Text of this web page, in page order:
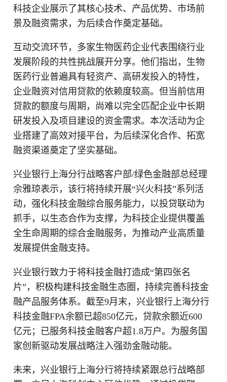
科技企业展示了其核心技术、产品优势、市场前
景及融资需求，为后续合作奠定基础。
互动交流环节，多家生物医药企业代表围绕行业
发展阶段的共性挑战展开分享。他们指出，生物
医药行业普遍具有轻资产、高研发投入的特性，
企业融资对信用贷款的依赖度较高。但当前信用
贷款的额度与周期，尚难以完全匹配企业中长期
研发投入及项目建设的资金需求。本次活动为企
业搭建了高效对接平台，为后续深化合作、拓宽
融资渠道奠定了坚实基础。
兴业银行上海分行战略客户部/绿色金融部总经理
佘雅琼表示，该行将持续开展“兴火科技”系列活
动，强化科技金融综合服务能力，以投贷联动为
抓手，以生态合作为支撑，为科技企业提供覆盖
全生命周期的综合金融服务，为推动产业高质量
发展提供金融支持。
兴业银行致力于将科技金融打造成“第四张名
片”，积极构建科技金融生态圈，持续完善科技金
融产品服务体系。截至9月末，兴业银行上海分行
科技金融FPA余额已超850亿元，贷款余额近600
亿元；已服务科技金融客户超1.8万户。为服务国
家创新驱动发展战略注入强劲金融动能。
未来，兴业银行上海分行将持续紧跟总行战略部